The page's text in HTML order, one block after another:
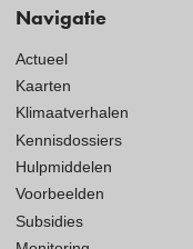
Navigatie
Actueel
Kaarten
Klimaatverhalen
Kennisdossiers
Hulpmiddelen
Voorbeelden
Subsidies